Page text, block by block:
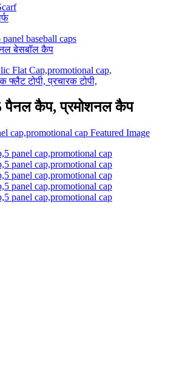
बेसबॉल कैप
फ्लैट टोपी, प्रचारक टोपी,
पैनल कैप, प्रमोशनल कैप